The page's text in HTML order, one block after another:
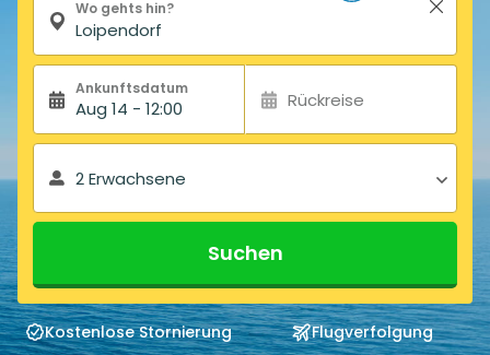
Wo gehts hin?
Ankunftsdatum
Aug 14 - 12:00 Rückreise
2 Erwachsene
Suchen
Kostenlose Stornierung
Flugverfolgung